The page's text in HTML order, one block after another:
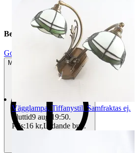
Beskrivning
Gott använt skick
Mindre tecken på användning
Vägglampa, Tiffanystil. Samfraktas ej.
Sluttid9 aug 19:50.
Pris:16 kr,Ledande bud.